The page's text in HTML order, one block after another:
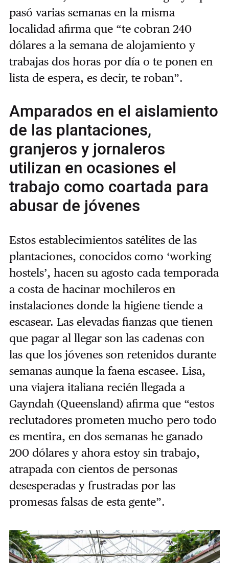
pasó varias semanas en la misma
localidad afirma que “te cobran 240
dólares a la semana de alojamiento y
trabajas dos horas por día o te ponen en
lista de espera, es decir, te roban”.
Amparados en el aislamiento
de las plantaciones,
granjeros y jornaleros
utilizan en ocasiones el
trabajo como coartada para
abusar de jóvenes
Estos establecimientos satélites de las
plantaciones, conocidos como ‘working
hostels’, hacen su agosto cada temporada
a costa de hacinar mochileros en
instalaciones donde la higiene tiende a
escasear. Las elevadas fianzas que tienen
que pagar al llegar son las cadenas con
las que los jóvenes son retenidos durante
semanas aunque la faena escasee. Lisa,
una viajera italiana recién llegada a
Gayndah (Queensland) afirma que “estos
reclutadores prometen mucho pero todo
es mentira, en dos semanas he ganado
200 dólares y ahora estoy sin trabajo,
atrapada con cientos de personas
desesperadas y frustradas por las
promesas falsas de esta gente”.